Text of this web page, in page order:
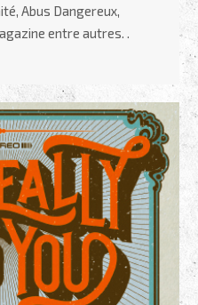
Abus Dangereux,
entre autres. .